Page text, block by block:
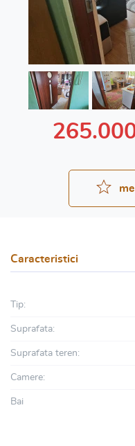
Caracteristici
Tip:
Suprafata:
Suprafata teren:
Camere:
Bai